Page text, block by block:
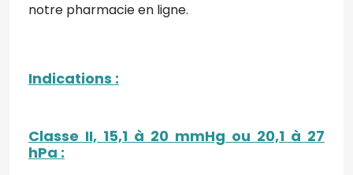
notre pharmacie en ligne.
Indications :
Classe II, 15,1 à 20 mmHg ou 20,1 à 27
hPa :